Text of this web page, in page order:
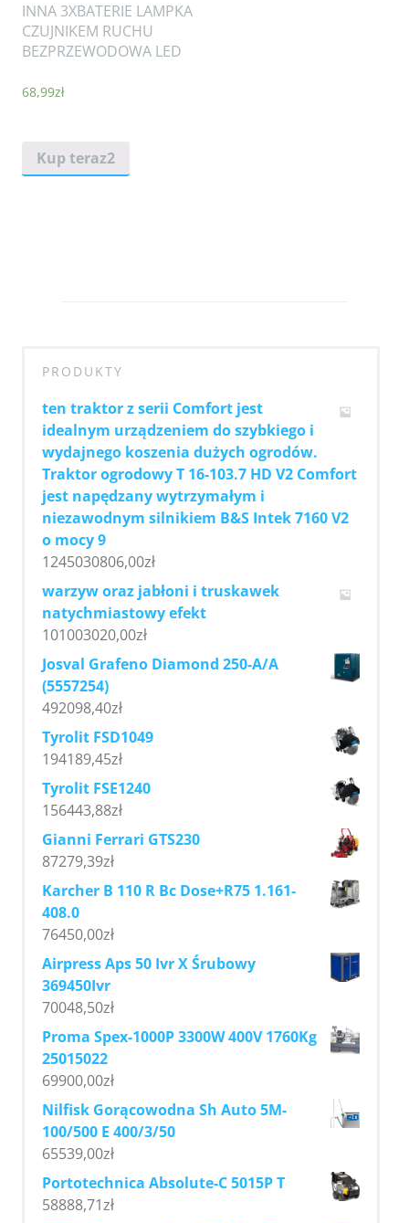
INNA 3XBATERIE LAMPKA
CZUJNIKEM RUCHU
BEZPRZEWODOWA LED
68,99zł
Kup teraz2
PRODUKTY
ten traktor z serii Comfort jest
idealnym urządzeniem do szybkiego i
wydajnego koszenia dużych ogrodów.
Traktor ogrodowy T 16-103.7 HD V2 Comfort
jest napędzany wytrzymałym i
niezawodnym silnikiem B&S Intek 7160 V2
o mocy 9
1245030806,00zł
warzyw oraz jabłoni i truskawek
natychmiastowy efekt
101003020,00zł
Josval Grafeno Diamond 250-A/A
(5557254)
492098,40zł
Tyrolit FSD1049
194189,45zł
Tyrolit FSE1240
156443,88zł
Gianni Ferrari GTS230
87279,39zł
Karcher B 110 R Bc Dose+R75 1.161-
408.0
76450,00zł
Airpress Aps 50 Ivr X Śrubowy
369450Ivr
70048,50zł
Proma Spex-1000P 3300W 400V 1760Kg
25015022
69900,00zł
Nilfisk Gorącowodna Sh Auto 5M-
100/500 E 400/3/50
65539,00zł
Portotechnica Absolute-C 5015P T
58888,71zł